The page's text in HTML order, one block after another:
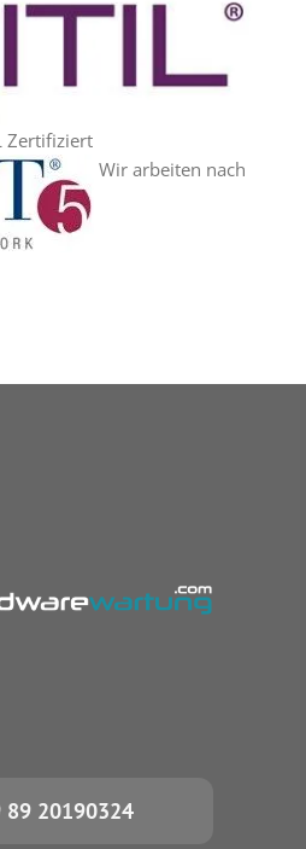
Zertifiziert
Wir arbeiten nach
89 20190324